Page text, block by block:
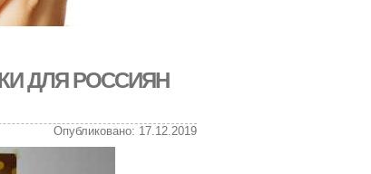
ДЛЯ РОССИЯН
Опубликовано: 17.12.2019